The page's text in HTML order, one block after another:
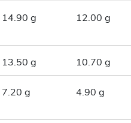
14.90 g 12.00 g
13.50 g 10.70 g
7.20 g 4.90 g